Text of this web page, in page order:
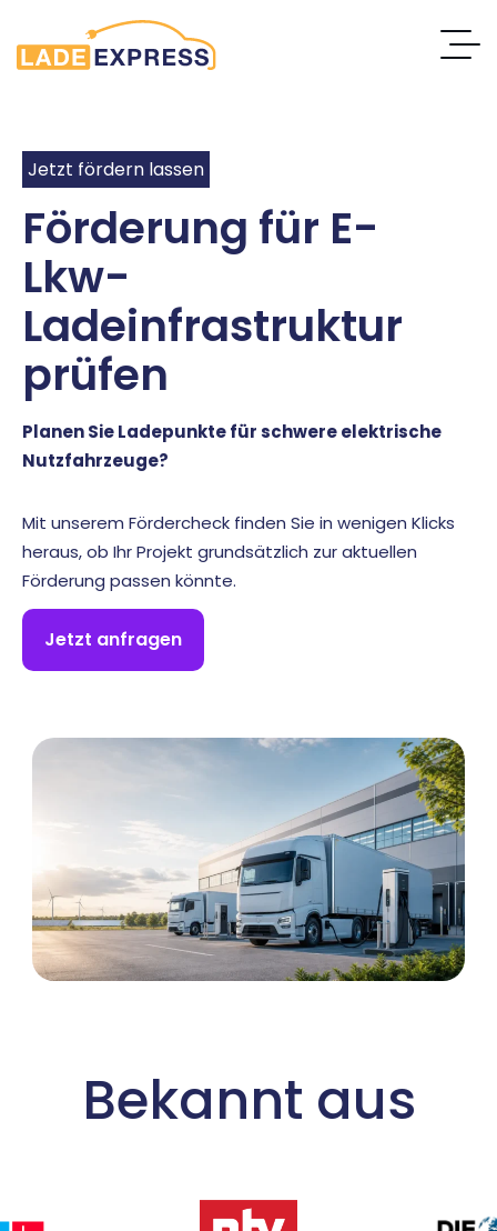
Jetzt fördern lassen
Förderung für E-
Lkw-
Ladeinfrastruktur
prüfen
Planen Sie Ladepunkte für schwere elektrische
Nutzfahrzeuge?
Mit unserem Fördercheck finden Sie in wenigen Klicks
heraus, ob Ihr Projekt grundsätzlich zur aktuellen
Förderung passen könnte.
Jetzt anfragen
Bekannt aus